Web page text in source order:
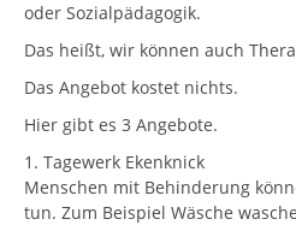
oder Sozialpädagogik.
Das heißt, wir können auch
Das Angebot kostet nichts.
Hier gibt es 3 Angebote.
1. Tagewerk Ekenknick
Menschen mit Behinderung
tun. Zum Beispiel Wäsche